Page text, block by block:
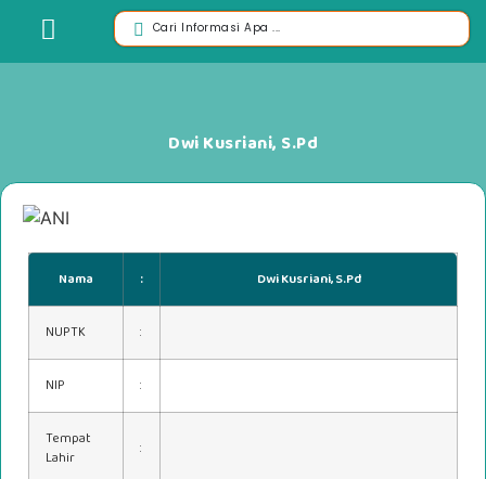
Dwi Kusriani, S.Pd
Nama : Dwi Kusriani, S.Pd
NUPTK :
NIP :
Tempat
Lahir
: